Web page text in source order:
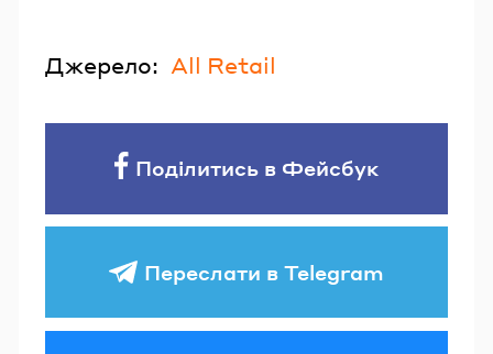
Джерело: All Retail
Поділитись в Фейсбук
Переслати в Telegram